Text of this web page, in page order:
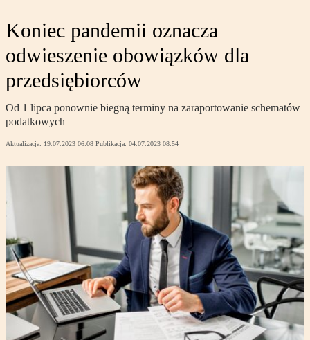
Koniec pandemii oznacza
odwieszenie obowiązków dla
przedsiębiorców
Od 1 lipca ponownie biegną terminy na zaraportowanie schematów
podatkowych
Aktualizacja: 19.07.2023 06:08 Publikacja: 04.07.2023 08:54